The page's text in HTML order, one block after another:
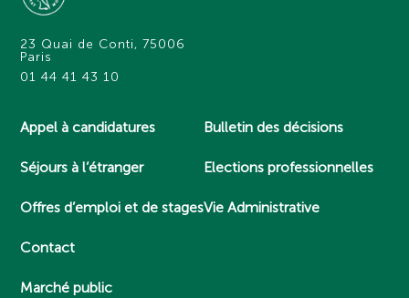
23 Quai de Conti, 75006
Paris
01 44 41 43 10
Appel à candidatures
Séjours à l’étranger
Offres d’emploi et de stages
Contact
Marché public
Bulletin des décisions
Elections professionnelles
Vie Administrative